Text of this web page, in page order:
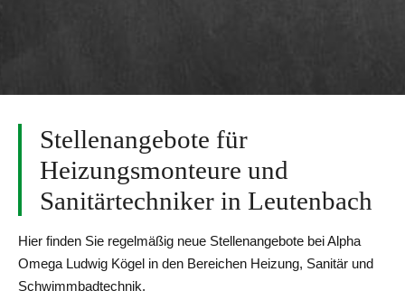
Stellenangebote für
Heizungsmonteure und
Sanitärtechniker in Leutenbach
Hier finden Sie regelmäßig neue Stellenangebote bei Alpha
Omega Ludwig Kögel in den Bereichen Heizung, Sanitär und
Schwimmbadtechnik.